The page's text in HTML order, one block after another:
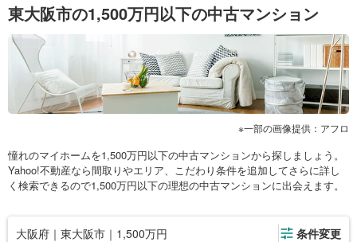
東大阪市の1,500万円以下の中古マンション
一部の画像提供：アフロ
憧れのマイホームを1,500万円以下の中古マンションから探しましょう。
Yahoo!不動産なら間取りやエリア、こだわり条件を追加してさらに詳し
く検索できるので1,500万円以下の理想の中古マンションに出会えます。
大阪府｜東大阪市｜1,500万円 条件変更